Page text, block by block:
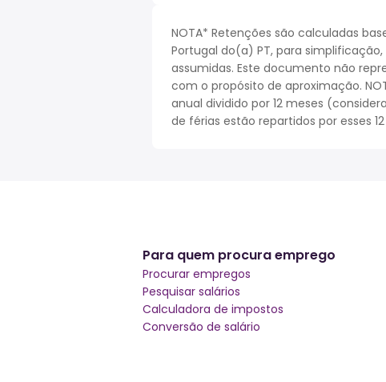
NOTA* Retenções são calculadas
Portugal do(a) PT, para
assumidas. Este documento não
com o propósito de aproximação.
anual dividido por 12 meses
de férias estão repartidos por esses
Para quem procura emprego
Procurar empregos
Pesquisar salários
Calculadora de impostos
Conversão de salário